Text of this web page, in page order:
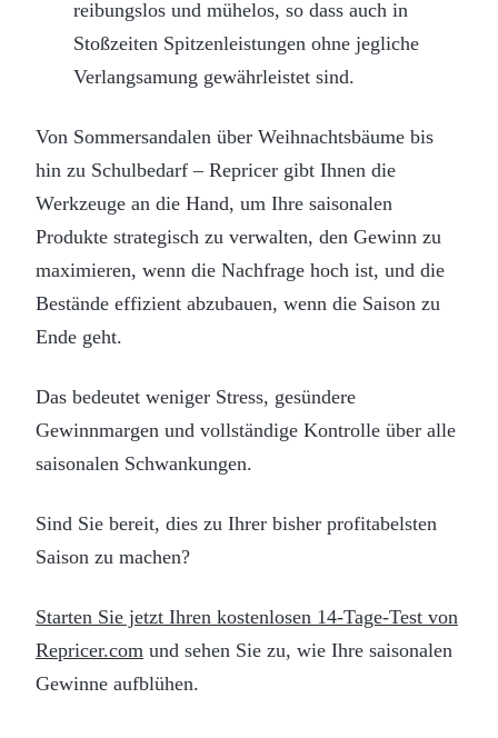
reibungslos und mühelos, so dass auch in
Stoßzeiten Spitzenleistungen ohne jegliche
Verlangsamung gewährleistet sind.
Von Sommersandalen über Weihnachtsbäume bis
hin zu Schulbedarf – Repricer gibt Ihnen die
Werkzeuge an die Hand, um Ihre saisonalen
Produkte strategisch zu verwalten, den Gewinn zu
maximieren, wenn die Nachfrage hoch ist, und die
Bestände effizient abzubauen, wenn die Saison zu
Ende geht.
Das bedeutet weniger Stress, gesündere
Gewinnmargen und vollständige Kontrolle über alle
saisonalen Schwankungen.
Sind Sie bereit, dies zu Ihrer bisher profitabelsten
Saison zu machen?
Starten Sie jetzt Ihren kostenlosen 14-Tage-Test von
Repricer.com und sehen Sie zu, wie Ihre saisonalen
Gewinne aufblühen.